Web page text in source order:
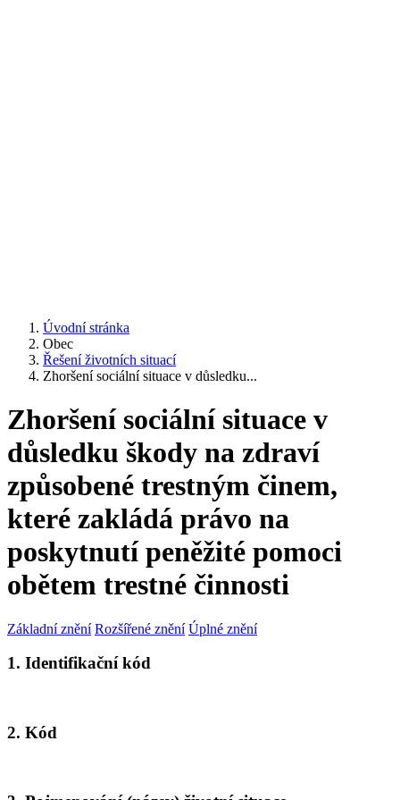
Úvodní stránka
Obec
Řešení životních situací
Zhoršení sociální situace v důsledku...
Zhoršení sociální situace v
důsledku škody na zdraví
způsobené trestným činem,
které zakládá právo na
poskytnutí peněžité pomoci
obětem trestné činnosti
Základní znění Rozšířené znění Úplné znění
1. Identifikační kód
2. Kód